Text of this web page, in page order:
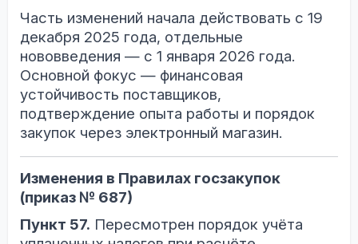
Часть изменений начала действовать с 19
декабря 2025 года, отдельные
нововведения — с 1 января 2026 года.
Основной фокус — финансовая
устойчивость поставщиков,
подтверждение опыта работы и порядок
закупок через электронный магазин.
Изменения в Правилах госзакупок
(приказ № 687)
Пункт 57. Пересмотрен порядок учёта